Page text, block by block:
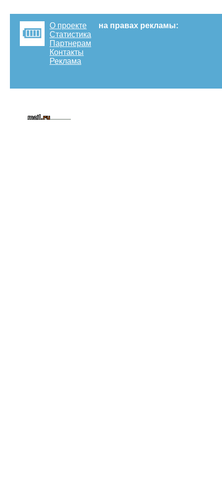
О проекте
Статистика
Партнерам
Контакты
Реклама
на правах рекламы: